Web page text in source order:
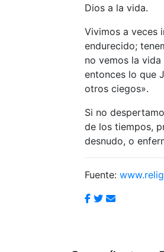
Dios a la vida.
Vivimos a veces
endurecido;
no vemos la
entonces lo que
otros ciegos».
Si no
de los tiempos,
desnudo, o
Fuente: